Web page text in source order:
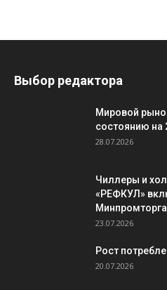
Выбор редактора
Мировой
состоянию на
28.07.2026
Чиллеры и
«РЕФКУЛ»
23.07.2026
Рост
20.07.2026